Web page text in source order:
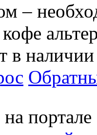
–
в наличии
на портале